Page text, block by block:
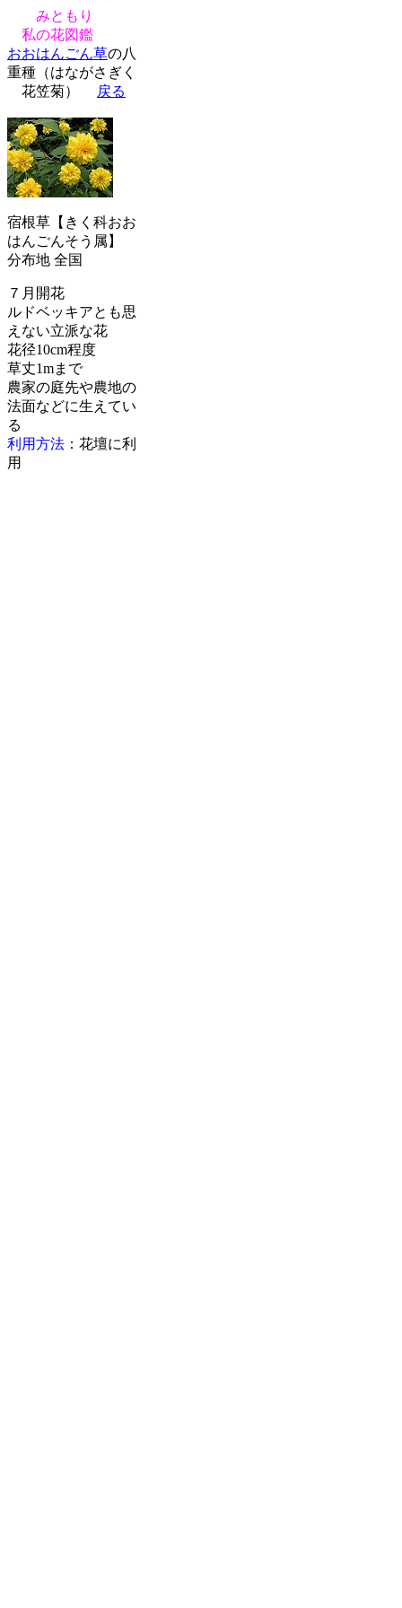
みともり
私の花図鑑
おおはんごん草の八
重種（はながさぎく
花笠菊）
戻る
宿根草【きく科おお
はんごんそう属】
分布地 全国
７月開花
ルドベッキアとも思
えない立派な花
花径10cm程度
草丈1mまで
農家の庭先や農地の
法面などに生えてい
る
利用方法 ：花壇に利
用